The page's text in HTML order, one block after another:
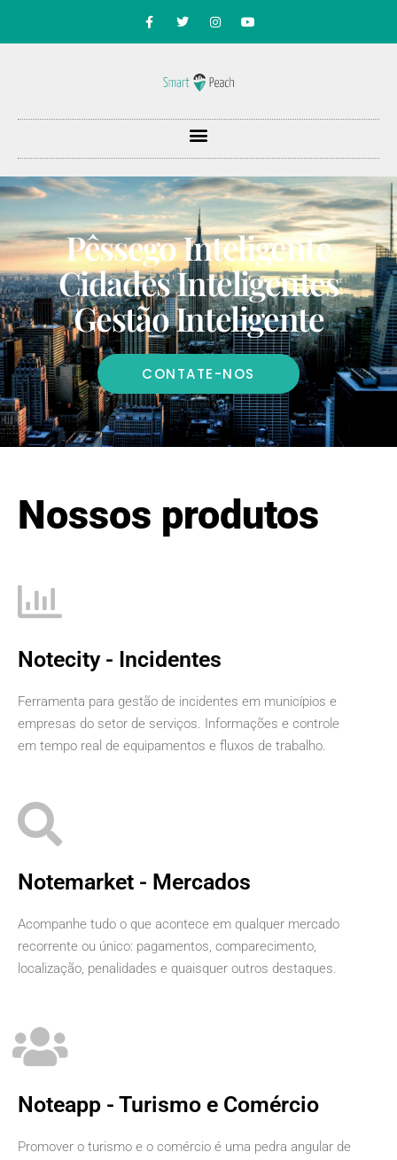
Pêssego Inteligente
Cidades Inteligentes
Gestão Inteligente
CONTATE-NOS
Nossos produtos
Notecity - Incidentes
Ferramenta para gestão de incidentes em municípios e
empresas do setor de serviços. Informações e controle
em tempo real de equipamentos e fluxos de trabalho.
Notemarket - Mercados
Acompanhe tudo o que acontece em qualquer mercado
recorrente ou único: pagamentos, comparecimento,
localização, penalidades e quaisquer outros destaques.
Noteapp - Turismo e Comércio
Promover o turismo e o comércio é uma pedra angular de